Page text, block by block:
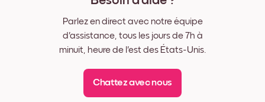
Parlez en direct avec notre équipe
d'assistance, tous les jours de 7h à
minuit, heure de l'est des États-Unis.
Chattez avec nous